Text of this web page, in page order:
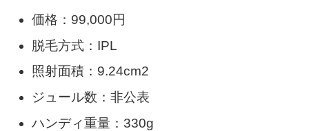
価格：99,000円
脱毛方式：IPL
照射面積：9.24cm2
ジュール数：非公表
ハンディ重量：330g